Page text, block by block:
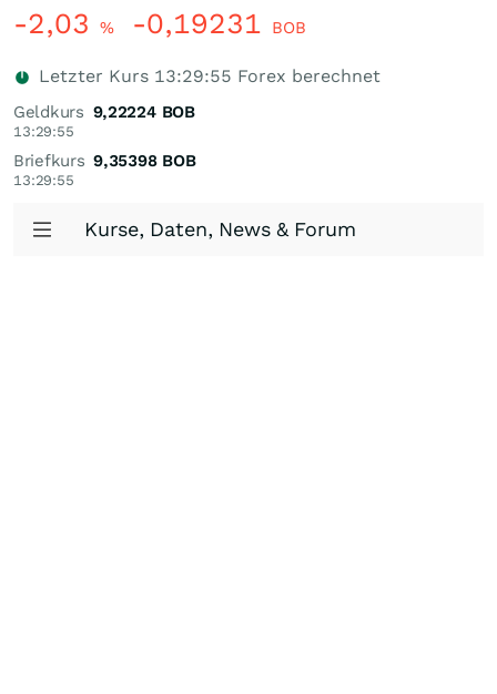
-2,03 % -0,19231 BOB
Letzter Kurs 13:29:55 Forex berechnet
Geldkurs
13:29:55
9,22224 BOB
Briefkurs
13:29:55
9,35398 BOB
Kurse, Daten, News & Forum